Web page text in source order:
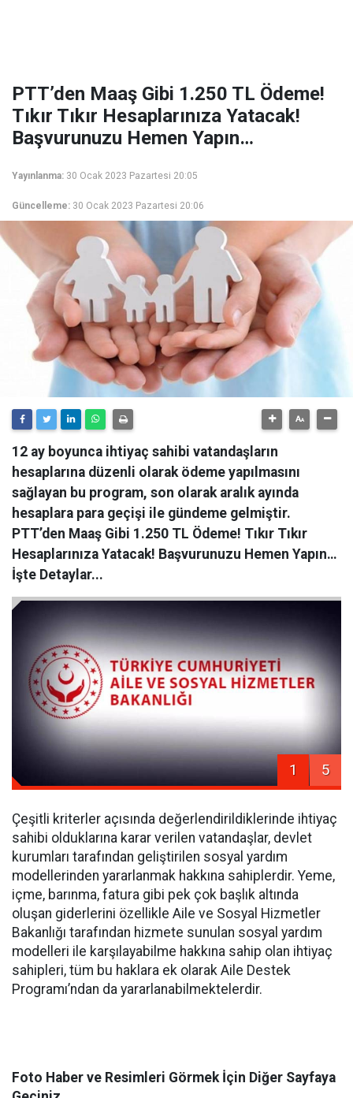
PTT’den Maaş Gibi 1.250 TL Ödeme!
Tıkır Tıkır Hesaplarınıza Yatacak!
Başvurunuzu Hemen Yapın…
Yayınlanma: 30 Ocak 2023 Pazartesi 20:05
Güncelleme: 30 Ocak 2023 Pazartesi 20:06
12 ay boyunca ihtiyaç sahibi vatandaşların
hesaplarına düzenli olarak ödeme yapılmasını
sağlayan bu program, son olarak aralık ayında
hesaplara para geçişi ile gündeme gelmiştir.
PTT’den Maaş Gibi 1.250 TL Ödeme! Tıkır Tıkır
Hesaplarınıza Yatacak! Başvurunuzu Hemen Yapın…
İşte Detaylar...
1 5
Çeşitli kriterler açısında değerlendirildiklerinde ihtiyaç
sahibi olduklarına karar verilen vatandaşlar, devlet
kurumları tarafından geliştirilen sosyal yardım
modellerinden yararlanmak hakkına sahiplerdir. Yeme,
içme, barınma, fatura gibi pek çok başlık altında
oluşan giderlerini özellikle Aile ve Sosyal Hizmetler
Bakanlığı tarafından hizmete sunulan sosyal yardım
modelleri ile karşılayabilme hakkına sahip olan ihtiyaç
sahipleri, tüm bu haklara ek olarak Aile Destek
Programı’ndan da yararlanabilmektelerdir.
Foto Haber ve Resimleri Görmek İçin Diğer Sayfaya